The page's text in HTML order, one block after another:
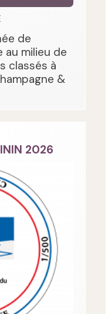
de
au milieu de
classés à
&
2026